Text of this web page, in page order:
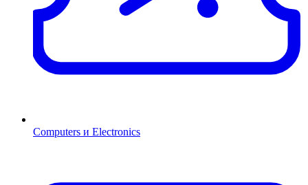
Computers и Electronics